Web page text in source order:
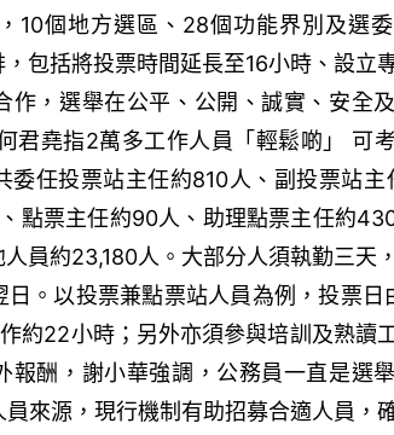
10個地方選區、28個功能界別及選
包括將投票時間延長至16小時、設立
作，選舉在公平、公開、誠實、安全
君堯指2萬多工作人員「輕鬆啲」 可
委任投票站主任約810人、副投票站主
點票主任約90人、助理點票主任約
員約23,180人。大部分人須執勤三天
。以投票兼點票站人員為例，投票日
約22小時；另外亦須參與培訓及熟讀
報酬，謝小華強調，公務員一直是選
來源，現行機制有助招募合適人員，